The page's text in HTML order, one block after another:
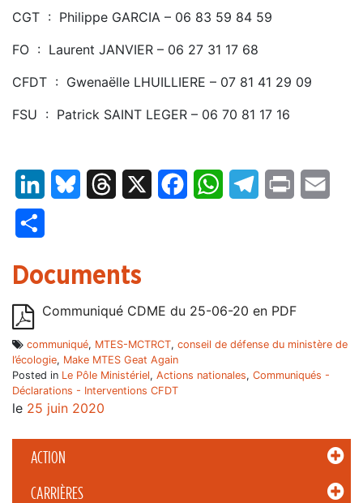
ACTION
CARRIÈRES
CGT : Philippe GARCIA – 06 83 59 84 59
FO : Laurent JANVIER – 06 27 31 17 68
CFDT : Gwenaëlle LHUILLIERE – 07 81 41 29 09
FSU : Patrick SAINT LEGER – 06 70 81 17 16
LinkedInBluesky Threads FacebookWhatsAppTelegram
Print
Documents
Communiqué CDME du 25-06-20 en PDF
communiqué, MTES-MCTRCT, conseil de défense du ministère de
l’écologie, Make MTES Geat Again
Posted in Le Pôle Ministériel, Actions nationales, Communiqués -
Déclarations - Interventions CFDT
le 25 juin 2020